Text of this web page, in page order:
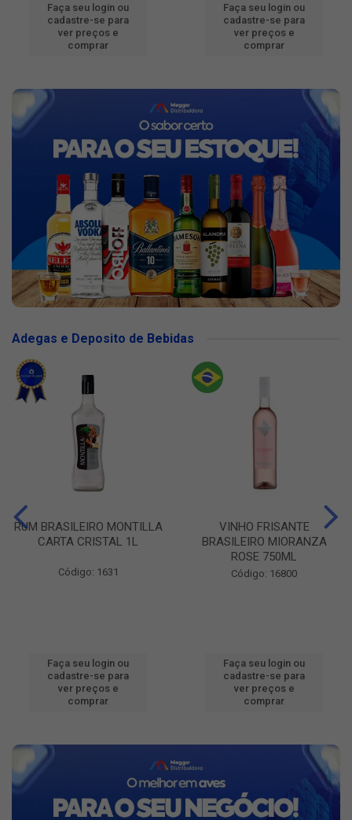
Faça seu login ou
cadastre-se para
ver preços e
comprar
Faça seu login ou
cadastre-se para
ver preços e
comprar
Adegas e Deposito de Bebidas
RUM BRASILEIRO MONTILLA
CARTA CRISTAL 1L
Código: 1631
Faça seu login ou
cadastre-se para
ver preços e
comprar
VINHO FRISANTE
BRASILEIRO MIORANZA
ROSE 750ML
Código: 16800
Faça seu login ou
cadastre-se para
ver preços e
comprar